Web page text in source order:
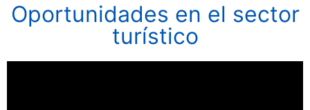
Oportunidades en el sector
turístico